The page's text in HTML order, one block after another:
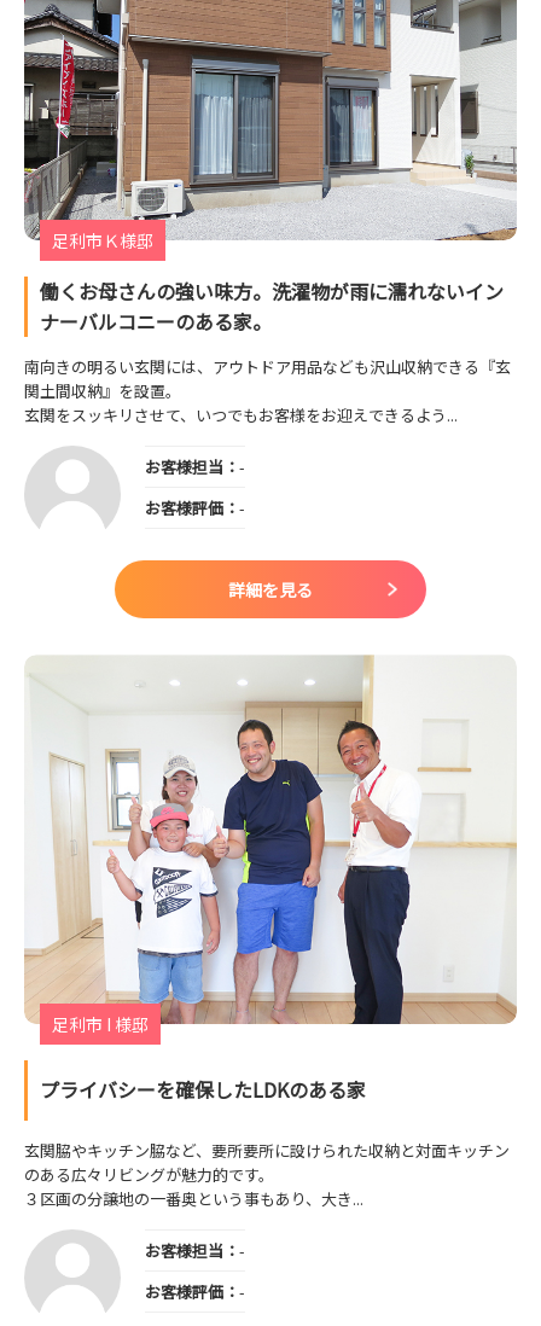
足利市Ｋ様邸
働くお母さんの強い味方。洗濯物が雨に濡れないイン
ナーバルコニーのある家。
南向きの明るい玄関には、アウトドア用品なども沢山収納できる『玄
関土間収納』を設置。
玄関をスッキリさせて、いつでもお客様をお迎えできるよう...
お客様担当： -
お客様評価： -
詳細を見る
足利市 I 様邸
プライバシーを確保したLDKのある家
玄関脇やキッチン脇など、要所要所に設けられた収納と対面キッチン
のある広々リビングが魅力的です。
３区画の分譲地の一番奥という事もあり、大き...
お客様担当： -
お客様評価： -